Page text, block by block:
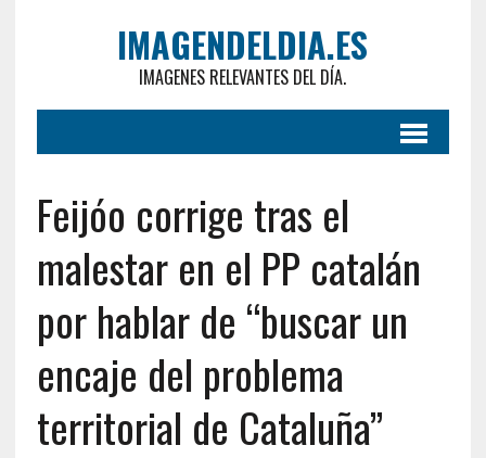
IMAGENDELDIA.ES
IMAGENES RELEVANTES DEL DÍA.
Feijóo corrige tras el
malestar en el PP catalán
por hablar de “buscar un
encaje del problema
territorial de Cataluña”